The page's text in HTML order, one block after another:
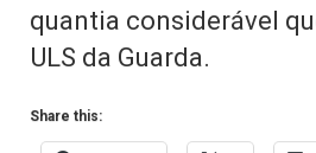
quantia considerável
ULS da Guarda.
Share this: